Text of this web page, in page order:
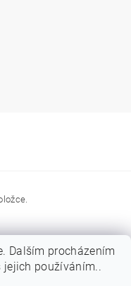
Dalším procházením
jejich používáním..